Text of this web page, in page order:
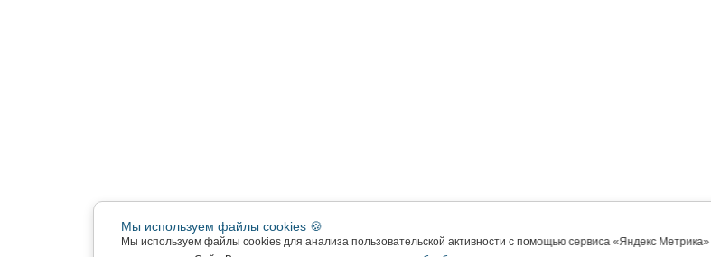
Мы используем файлы cookies 🍪
Мы используем файлы cookies для анализа пользовательской активности с помощью сервиса «Яндекс